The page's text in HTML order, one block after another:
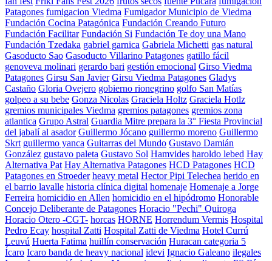
Patagones fumigacion Viedma Fumigador Municipio de Viedma
Fundación Cocina Patagónica Fundación Creando Futuro
Fundación Facilitar Fundación Si Fundación Te doy una Mano
Fundación Tzedaka gabriel garnica Gabriela Michetti gas natural
Gasoducto Sao Gasoducto Villarino Patagones gatillo fácil
genoveva molinari gerardo bari gestión emocional Girso Viedma
Patagones Girsu San Javier Girsu Viedma Patagones Gladys
Castaño Gloria Ovejero gobierno rionegrino golfo San Matías
golpeo a su bebe Gonza Nicolas Graciela Holtz Graciela Hotlz
gremios municipales Viedma gremios patagones gremios zona
atlantica Grupo Astral Guardia Mitre prepara la 3° Fiesta Provincial
del jabalí al asador Guillermo Jócano guillermo moreno Guillermo
Skrt guillermo yanca Guitarras del Mundo Gustavo Damián
González gustavo paleta Gustavo Sol Hamvides haroldo lebed Hay
Alternativa Pat Hay Alternativa Patagones HCD Patagones HCD
Patagones en Stroeder heavy metal Hector Pipi Telechea herido en
el barrio lavalle historia clínica digital homenaje Homenaje a Jorge
Ferreira homicidio en Allen homicidio en el hipódromo Honorable
Concejo Deliberante de Patagones Horacio "Pechi" Quiroga
Horacio Otero -CGT- horcas HORNE Horrendum Vermis Hospital
Pedro Ecay hospital Zatti Hospital Zatti de Viedma Hotel Currú
Leuvú Huerta Fatima huillín conservación Huracan categoria 5
Ícaro Icaro banda de heavy nacional idevi Ignacio Galeano ilegales